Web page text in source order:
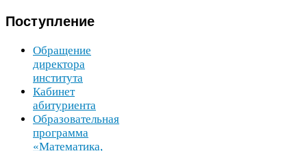
Поступление
Обращение
директора
института
Кабинет
абитуриента
Образовательная
программа
«Математика,